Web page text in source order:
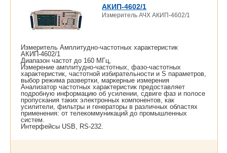
АКИП-4602/1
Измеритель АЧХ АКИП-4602/1
Измеритель Амплитудно-частотных характеристик
АКИП-4602/1
Диапазон частот до 160 МГц,
Измерение амплитудно-частотных, фазо-частотных
характеристик, частотной избирательности и S параметров,
выбор режима развертки, маркерные измерения
Анализатор частотных характеристик предоставляет
подробную информацию об усилении, сдвиге фаз и полосе
пропускания таких электронных компонентов, как
усилители, фильтры и генераторы в различных областях
применения: от телекоммуникаций до промышленных
систем.
Интерфейсы USB, RS-232.